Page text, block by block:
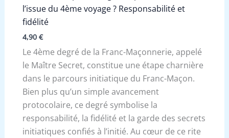
l’issue du 4ème voyage ? Responsabilité et
fidélité
4,90 €
Le 4ème degré de la Franc-Maçonnerie, appelé
le Maître Secret, constitue une étape charnière
dans le parcours initiatique du Franc-Maçon.
Bien plus qu’un simple avancement
protocolaire, ce degré symbolise la
responsabilité, la fidélité et la garde des secrets
initiatiques confiés à l’initié. Au cœur de ce rite